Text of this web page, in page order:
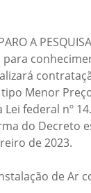
A
para
Menor
federal nº
do Decreto
de 2023.
de Ar